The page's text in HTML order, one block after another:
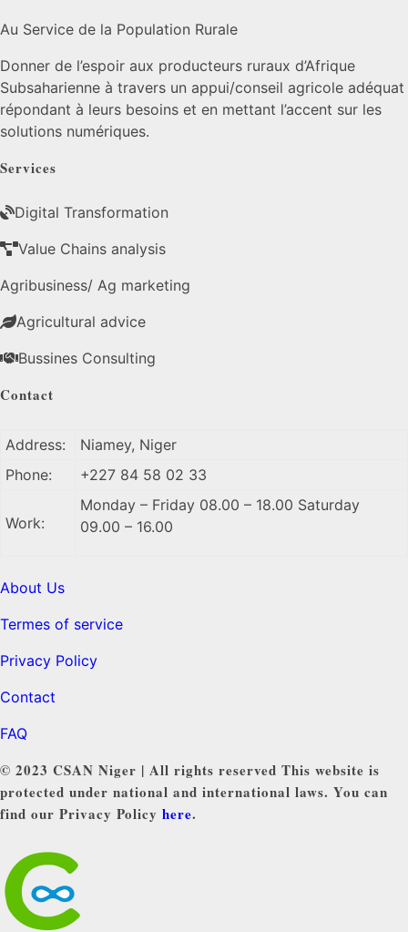
Au Service de la Population Rurale
Donner de l’espoir aux producteurs ruraux d’Afrique
Subsaharienne à travers un appui/conseil agricole adéquat
répondant à leurs besoins et en mettant l’accent sur les
solutions numériques.
Services
Digital Transformation
Value Chains analysis
Agribusiness/ Ag marketing
Agricultural advice
Bussines Consulting
Contact
Address:
Niamey, Niger
Phone:
+227 84 58 02 33
Work:
Monday – Friday 08.00 – 18.00 Saturday
09.00 – 16.00
About Us
Termes of service
Privacy Policy
Contact
FAQ
© 2023 CSAN Niger | All rights reserved This website is
protected under national and international laws. You can
find our Privacy Policy here.